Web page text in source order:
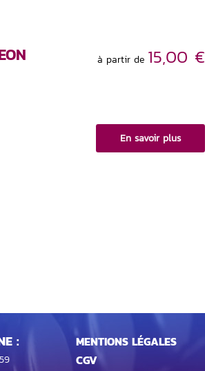
à partir de 15,00 €
En savoir plus
:
MENTIONS LÉGALES
CGV